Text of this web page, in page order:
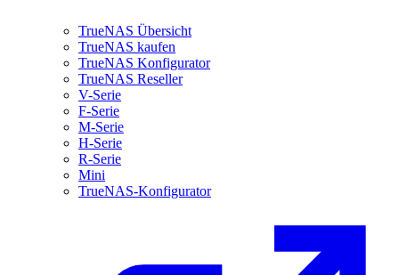
TrueNAS Übersicht
TrueNAS kaufen
TrueNAS Konfigurator
TrueNAS Reseller
V-Serie
F-Serie
M-Serie
H-Serie
R-Serie
Mini
TrueNAS-Konfigurator